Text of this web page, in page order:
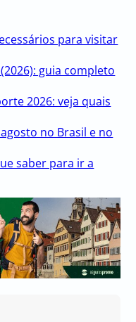
para visitar
guia completo
2026: veja quais
no Brasil e no
saber para ir a